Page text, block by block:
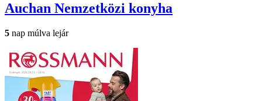
Auchan Nemzetközi konyha
5 nap múlva lejár